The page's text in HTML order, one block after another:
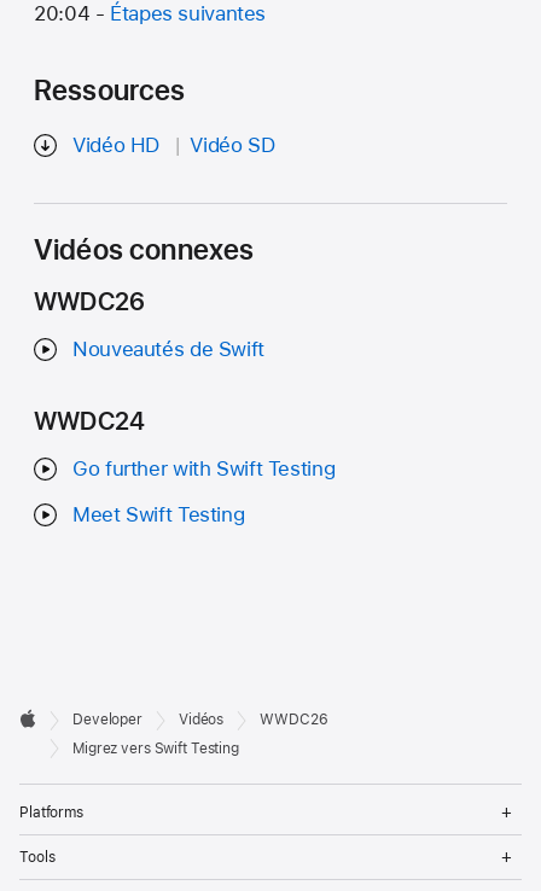
20:04 - Étapes suivantes
Ressources
Vidéo HD Vidéo SD
Vidéos connexes
WWDC26
Nouveautés de Swift
WWDC24
Go further with Swift Testing
Meet Swift Testing
Developer
Footer

Apple
Developer Vidéos
WWDC26
Migrez vers Swift Testing
Platforms
Tools